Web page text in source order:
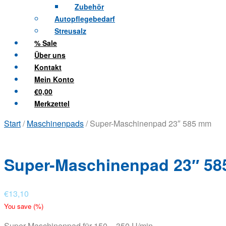
Zubehör
Autopflegebedarf
Streusalz
% Sale
Über uns
Kontakt
Mein Konto
€0,00
Merkzettel
Start/Maschinenpads/ Super-Maschinenpad 23″ 585 mm
Super-Maschinenpad 23″
€13,10
You save (%)